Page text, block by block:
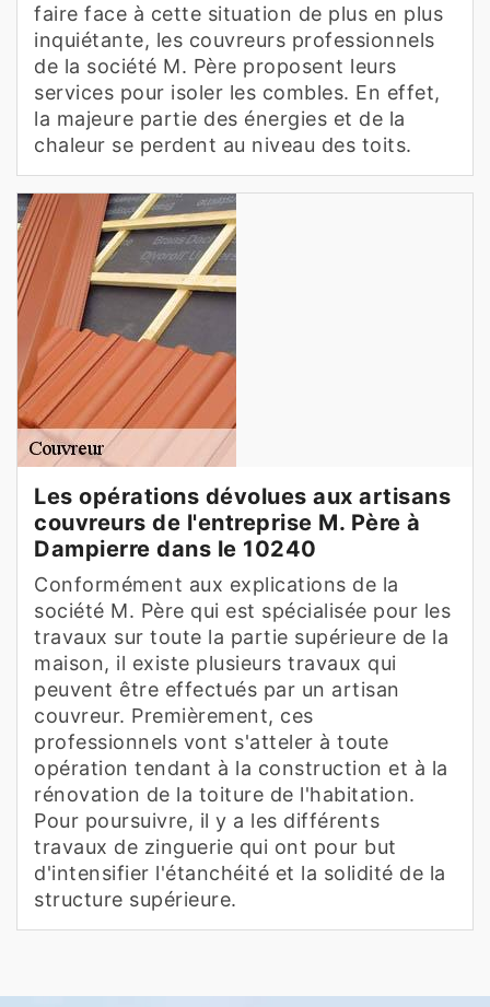
faire face à cette situation de plus en plus
inquiétante, les couvreurs professionnels
de la société M. Père proposent leurs
services pour isoler les combles. En effet,
la majeure partie des énergies et de la
chaleur se perdent au niveau des toits.
Les opérations dévolues aux artisans
couvreurs de l'entreprise M. Père à
Dampierre dans le 10240
Conformément aux explications de la
société M. Père qui est spécialisée pour les
travaux sur toute la partie supérieure de la
maison, il existe plusieurs travaux qui
peuvent être effectués par un artisan
couvreur. Premièrement, ces
professionnels vont s'atteler à toute
opération tendant à la construction et à la
rénovation de la toiture de l'habitation.
Pour poursuivre, il y a les différents
travaux de zinguerie qui ont pour but
d'intensifier l'étanchéité et la solidité de la
structure supérieure.